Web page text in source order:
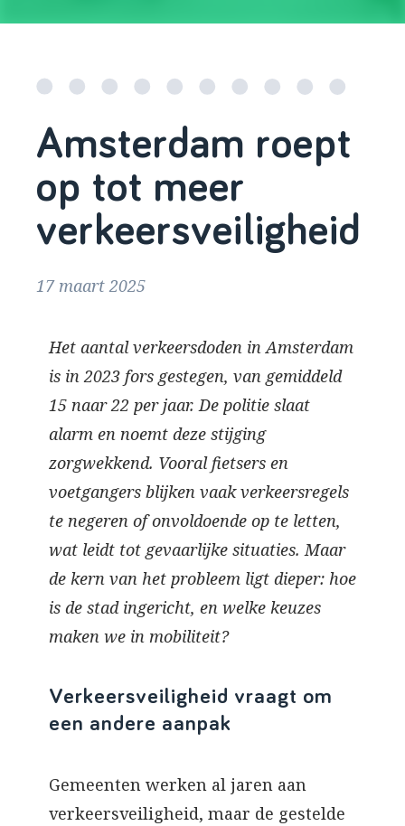
Amsterdam roept
op tot meer
verkeersveiligheid
17 maart 2025
Het aantal verkeersdoden in Amsterdam
is in 2023 fors gestegen, van gemiddeld
15 naar 22 per jaar. De politie slaat
alarm en noemt deze stijging
zorgwekkend. Vooral fietsers en
voetgangers blijken vaak verkeersregels
te negeren of onvoldoende op te letten,
wat leidt tot gevaarlijke situaties. Maar
de kern van het probleem ligt dieper: hoe
is de stad ingericht, en welke keuzes
maken we in mobiliteit?
Verkeersveiligheid vraagt om
een andere aanpak
Gemeenten werken al jaren aan
verkeersveiligheid, maar de gestelde